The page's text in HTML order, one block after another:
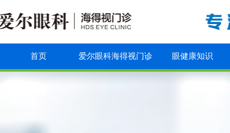
首页 爱尔眼科海得视门诊 眼健康知识